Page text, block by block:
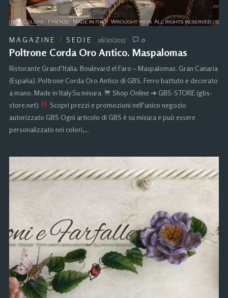
MAGAZINE / SEDIE 16/10/2015 0
Poltrone Corda Oro Antico. Maspalomas
Ristorante Grand’Italia. Boulevard el Faro – Maspalomas. Gran Canaria
(España). Poltrone Corda Oro Antico di GBS. Ferro battuto e decorato
a mano. Made in Italy Su misura
Shop Online ➜ GBS-STORE (gbs-
store.net)
Scopri prezzi e promozioni nell’unico negozio
autorizzato GBS Ogni articolo di GBS è su misura e può essere
personalizzato nei colori,…